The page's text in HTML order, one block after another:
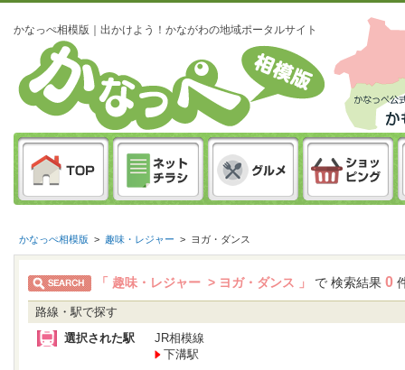
かなっぺ相模版｜出かけよう！かながわの地域ポータルサイト
かなっぺ相模版 > 趣味・レジャー > ヨガ・ダンス
「 趣味・レジャー > ヨガ・ダンス 」 で 検索結果 0
路線・駅で探す
選択された駅
JR相模線
下溝駅